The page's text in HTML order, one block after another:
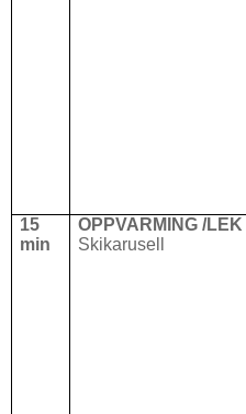
15
min
OPPVARMING /LEK
Skikarusell